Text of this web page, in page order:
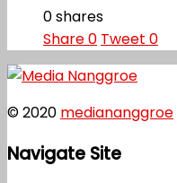
0 shares
Share0 Tweet 0
© 2020 mediananggroe
Navigate Site